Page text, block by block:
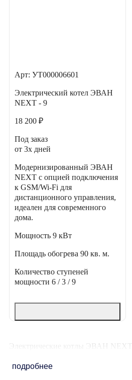
Арт: УТ000006601
Электрический котел ЭВАН
NEXT - 9
18 200 ₽
Под заказ
от 3х дней
Модернизированный ЭВАН
NEXT с опцией подключения
к GSM/Wi-Fi для
дистанционного управления,
идеален для современного
дома.
Мощность 9 кВт
Площадь обогрева 90 кв. м.
Количество ступеней
мощности 6 / 3 / 9
Электрические котлы ЭВАН NEXT
подробнее